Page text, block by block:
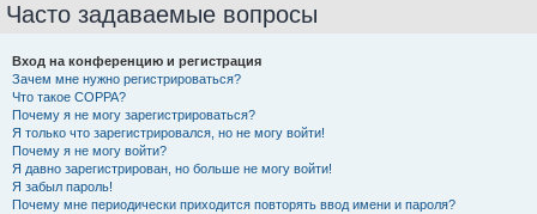
Часто задаваемые вопросы
Вход на конференцию и регистрация
Зачем мне нужно регистрироваться?
Что такое COPPA?
Почему я не могу зарегистрироваться?
Я только что зарегистрировался, но не могу войти!
Почему я не могу войти?
Я давно зарегистрирован, но больше не могу войти!
Я забыл пароль!
Почему мне периодически приходится повторять ввод имени и пароля?